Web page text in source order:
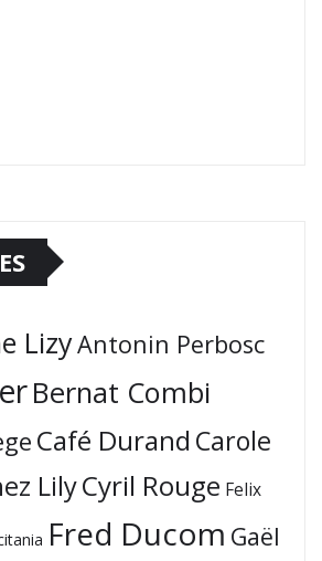
LizyAntonin Perbosc
Bernat Combi
Café Durand Carole
LilyCyril Rouge Felix
Fred Ducom Gaël